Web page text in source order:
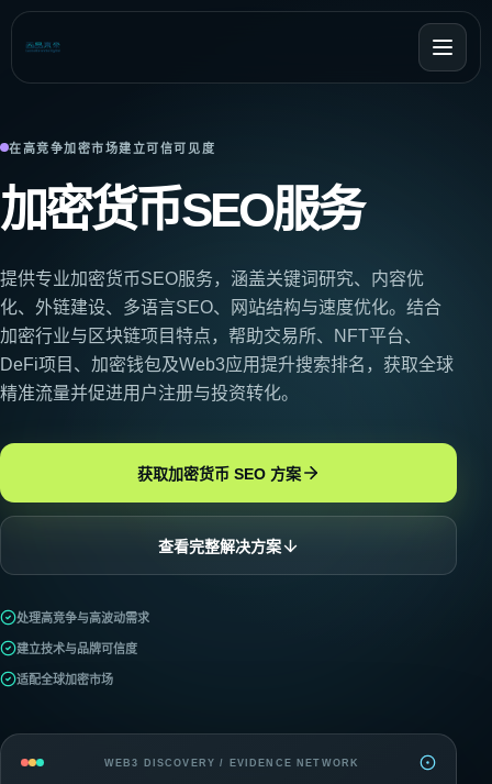
在高竞争加密市场建立可信可见度
加密货币SEO服务
提供专业加密货币SEO服务，涵盖关键词研究、内容优
化、外链建设、多语言SEO、网站结构与速度优化。结合
加密行业与区块链项目特点，帮助交易所、NFT平台、
DeFi项目、加密钱包及Web3应用提升搜索排名，获取全球
精准流量并促进用户注册与投资转化。
获取加密货币 SEO 方案
查看完整解决方案
处理高竞争与高波动需求
建立技术与品牌可信度
适配全球加密市场
WEB3 DISCOVERY / EVIDENCE NETWORK